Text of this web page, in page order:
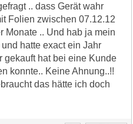
.. dass Gerät wahr
Folien zwischen 07.12.12
Monate .. Und hab ja mein
hatte exact ein Jahr
gekauft hat bei eine Kunde
konnte.. Keine Ahnung..!!
das hätte ich doch